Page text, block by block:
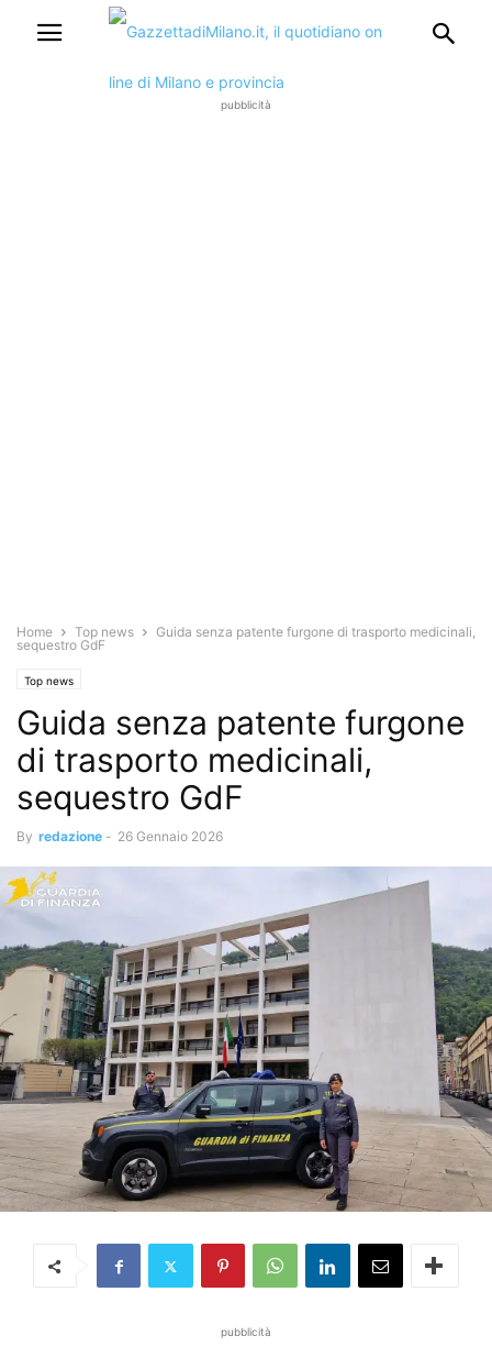
pubblicità
Home Top news
Guida senza patente furgone di trasporto medicinali,
sequestro GdF
Top news
Guida senza patente furgone
di trasporto medicinali,
sequestro GdF
By redazione - 26 Gennaio 2026
pubblicità